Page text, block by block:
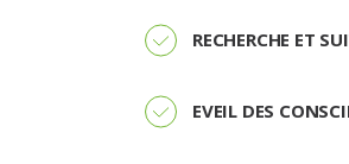
RECHERCHE ET
EVEIL DES